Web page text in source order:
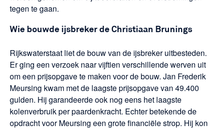
tegen te gaan.
Wie bouwde ijsbreker de Christiaan Brunings
Rijkswaterstaat liet de bouw van de ijsbreker uitbesteden.
Er ging een verzoek naar vijftien verschillende werven uit
om een prijsopgave te maken voor de bouw. Jan Frederik
Meursing kwam met de laagste prijsopgave van 49.400
gulden. Hij garandeerde ook nog eens het laagste
kolenverbruik per paardenkracht. Echter betekende de
opdracht voor Meursing een grote financiële strop. Hij kon